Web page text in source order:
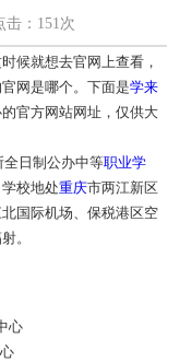
击：151次
候就想去官网上查看，
网是哪个。下面是学来
官方网站网址 ，仅供大
全日制公办中等职业学
校地处重庆市两江新区
国际机场、保税港区空
。